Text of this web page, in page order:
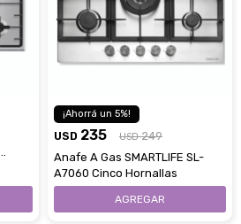
5
USD 235 USD 249
Anafe A Gas SMARTLIFE SL-
A7060 Cinco Hornallas